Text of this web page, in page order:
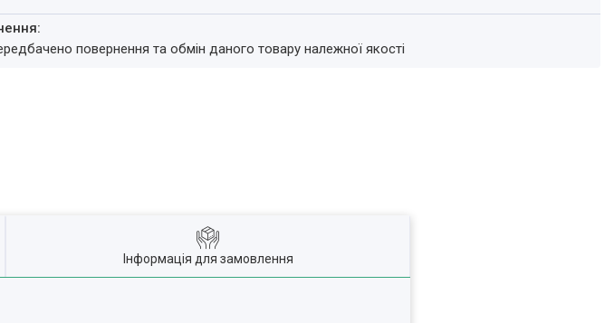
повернення та обмін даного товару належної якості
Інформація для замовлення